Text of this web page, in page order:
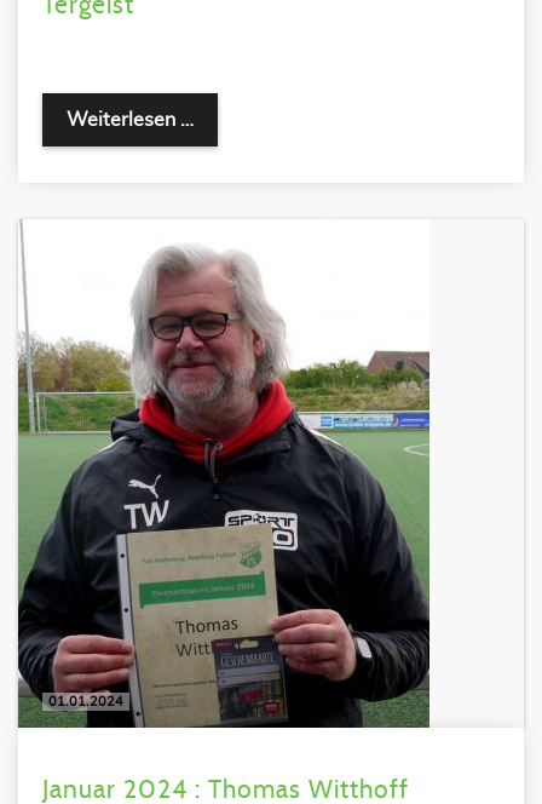
Tergeist
Weiterlesen …
01.01.2024
Januar 2024 : Thomas Witthoff